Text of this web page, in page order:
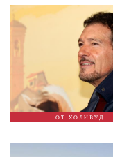
ОТ ХОЛИВУД